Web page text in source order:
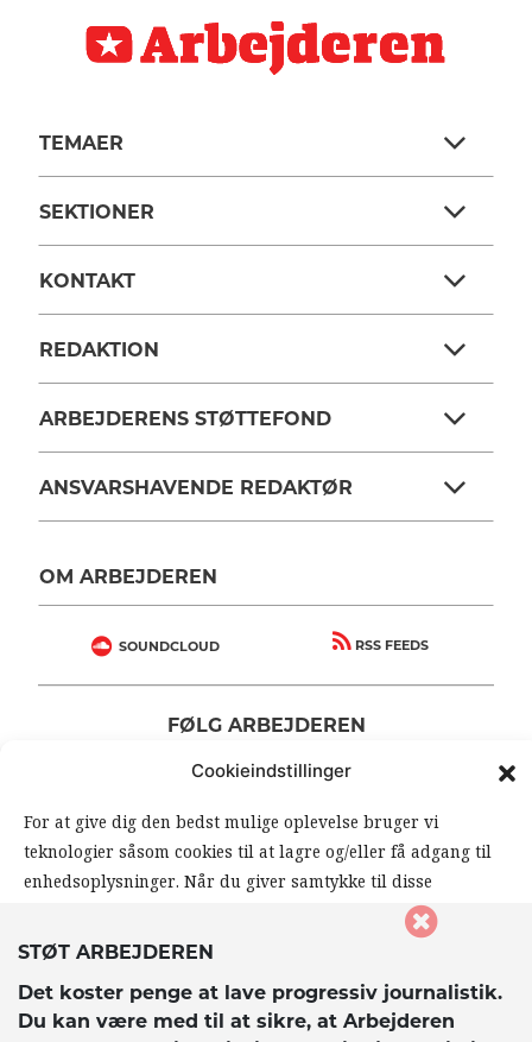
Cookieindstillinger
For at give dig den bedst mulige oplevelse bruger vi
teknologier såsom cookies til at lagre og/eller få adgang til
enhedsoplysninger. Når du giver samtykke til disse
teknologier, giver du os mulighed for at behandle data såsom
din browseradfærd eller unikke ID’er på dette website. Hvis
kan det påvirke visse funktioner og muligheder på
hjemmesiden negativt.
STØT ARBEJDEREN
Det koster penge at lave progressiv journalistik.
Du kan være med til at sikre, at Arbejderen
TEMAER
SEKTIONER
KONTAKT
REDAKTION
ARBEJDERENS STØTTEFOND
ANSVARSHAVENDE REDAKTØR
OM ARBEJDEREN
SOUNDCLOUD RSS FEEDS
FØLG ARBEJDEREN
| |